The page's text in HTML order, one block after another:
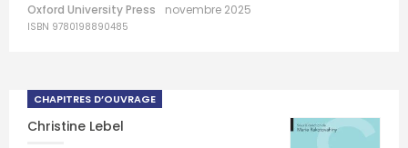
Oxford University Press novembre 2025
ISBN 9780198890485
CHAPITRES D’OUVRAGE
Christine Lebel